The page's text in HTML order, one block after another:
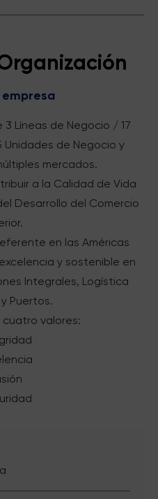
Líneas de Negocio / 17
Unidades de Negocio y
mercados.
a la Calidad de Vida
Desarrollo del Comercio
en las Américas
y sostenible en
Integrales, Logística
Puertos.
valores: